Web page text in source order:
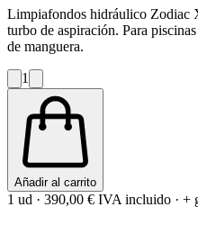
Limpiafondos hidráulico
turbo de aspiración. Para
de manguera.
1
Añadir al carrito
1 ud · 390,00 € IVA incluido · +